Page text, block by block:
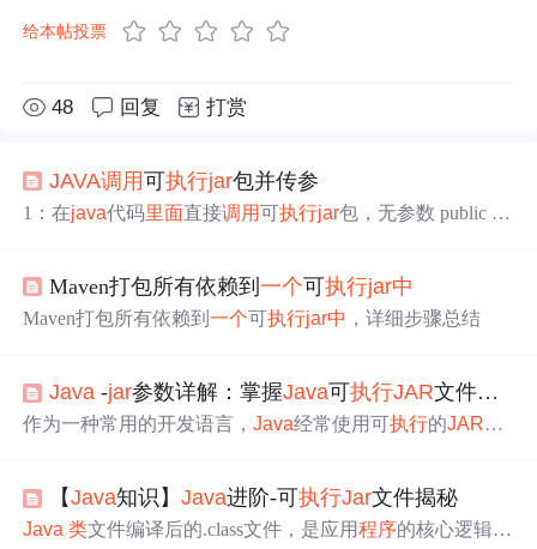
给本帖投票
48 回复 打赏
JAVA调用可执行jar包并传参
1：在java代码里面直接调用可执行jar包，无参数 public cla
block e.printStackTrace(); } } private static void runCMD() thro
ws I
Maven打包所有依赖到一个可执行jar中
Maven打包所有依赖到一个可执行jar中 ，详细步骤总结
Java -jar参数详解：掌握Java可执行JAR文件的运行技巧
作为一种常用的开发语言，Java经常使用可执行的JAR（
绍
java-jar命令的各种参数，帮助您充分利用这个功能。
【Java知识】Java进阶-可执行Jar文件揭秘
Java 类文件编译后的.class文件，是应用程序的核心逻辑。